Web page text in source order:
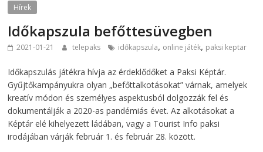
Hírek
Időkapszula befőttesüvegben
2021-01-21 telepaks időkapszula, online játék, paksi keptar
Időkapszulás játékra hívja az érdeklődőket a Paksi Képtár.
Gyűjtőkampányukra olyan „befőttalkotásokat” várnak, amelyek
kreatív módon és személyes aspektusból dolgozzák fel és
dokumentálják a 2020-as pandémiás évet. Az alkotásokat a
Képtár elé kihelyezett ládában, vagy a Tourist Info paksi
irodájában várják február 1. és február 28. között.